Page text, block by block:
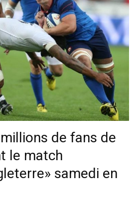
de fans de
le match
samedi en